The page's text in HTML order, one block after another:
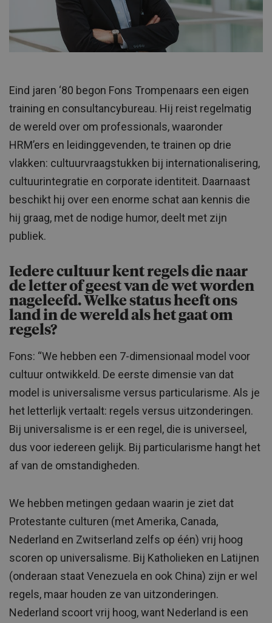
Eind jaren ‘80 begon Fons Trompenaars een eigen
training en consultancybureau. Hij reist regelmatig
de wereld over om professionals, waaronder
HRM’ers en leidinggevenden, te trainen op drie
vlakken: cultuurvraagstukken bij internationalisering,
cultuurintegratie en corporate identiteit. Daarnaast
beschikt hij over een enorme schat aan kennis die
hij graag, met de nodige humor, deelt met zijn
publiek.
Iedere cultuur kent regels die naar
de letter of geest van de wet worden
nageleefd. Welke status heeft ons
land in de wereld als het gaat om
regels?
Fons: “We hebben een 7-dimensionaal model voor
cultuur ontwikkeld. De eerste dimensie van dat
model is universalisme versus particularisme. Als je
het letterlijk vertaalt: regels versus uitzonderingen.
Bij universalisme is er een regel, die is universeel,
dus voor iedereen gelijk. Bij particularisme hangt het
af van de omstandigheden.
We hebben metingen gedaan waarin je ziet dat
Protestante culturen (met Amerika, Canada,
Nederland en Zwitserland zelfs op één) vrij hoog
scoren op universalisme. Bij Katholieken en Latijnen
(onderaan staat Venezuela en ook China) zijn er wel
regels, maar houden ze van uitzonderingen.
Nederland scoort vrij hoog, want Nederland is een